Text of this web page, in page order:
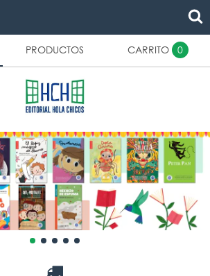
PRODUCTOS CARRITO 0